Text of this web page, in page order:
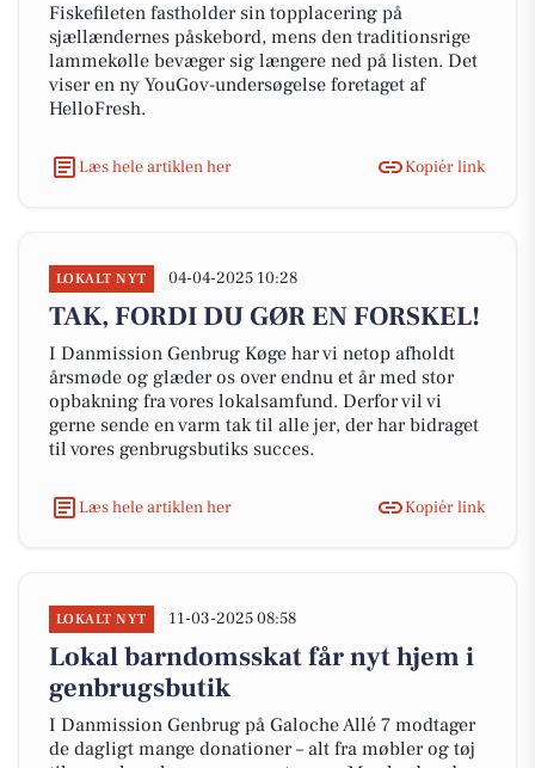
Fiskefileten fastholder sin topplacering på
sjællændernes påskebord, mens den traditionsrige
lammekølle bevæger sig længere ned på listen. Det
viser en ny YouGov-undersøgelse foretaget af
HelloFresh.
Læs hele artiklen her Kopiér link
LOKALT NYT 04-04-2025 10:28
TAK, FORDI DU GØR EN FORSKEL!
I Danmission Genbrug Køge har vi netop afholdt
årsmøde og glæder os over endnu et år med stor
opbakning fra vores lokalsamfund. Derfor vil vi
gerne sende en varm tak til alle jer, der har bidraget
til vores genbrugsbutiks succes.
Læs hele artiklen her Kopiér link
LOKALT NYT 11-03-2025 08:58
Lokal barndomsskat får nyt hjem i
genbrugsbutik
I Danmission Genbrug på Galoche Allé 7 modtager
de dagligt mange donationer – alt fra møbler og tøj